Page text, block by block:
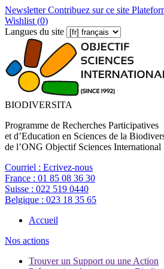
NewsletterContribuez sur ce site
Wishlist (0)
Langues du site
BIODIVERSITA
Programme de Recherches Participatives
et d’Education en Sciences de la
de l’ONG Objectif Sciences International
Courriel : Ecrivez-nous
France : 01 85 08 36 30
Suisse : 022 519 0440
Belgique : 023 18 35 65
Accueil
Nos actions
Trouver un Support ou une Action